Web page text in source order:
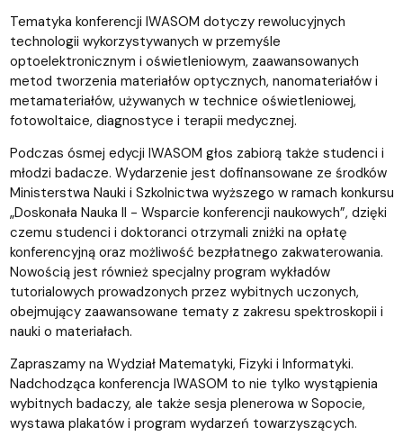
Tematyka konferencji IWASOM dotyczy rewolucyjnych
technologii wykorzystywanych w przemyśle
optoelektronicznym i oświetleniowym, zaawansowanych
metod tworzenia materiałów optycznych, nanomateriałów i
metamateriałów, używanych w technice oświetleniowej,
fotowoltaice, diagnostyce i terapii medycznej.
Podczas ósmej edycji IWASOM głos zabiorą także studenci i
młodzi badacze. Wydarzenie jest dofinansowane ze środków
Ministerstwa Nauki i Szkolnictwa wyższego w ramach konkursu
„Doskonała Nauka II - Wsparcie konferencji naukowych”, dzięki
czemu studenci i doktoranci otrzymali zniżki na opłatę
konferencyjną oraz możliwość bezpłatnego zakwaterowania.
Nowością jest również specjalny program wykładów
tutorialowych prowadzonych przez wybitnych uczonych,
obejmujący zaawansowane tematy z zakresu spektroskopii i
nauki o materiałach.
Zapraszamy na Wydział Matematyki, Fizyki i Informatyki.
Nadchodząca konferencja IWASOM to nie tylko wystąpienia
wybitnych badaczy, ale także sesja plenerowa w Sopocie,
wystawa plakatów i program wydarzeń towarzyszących.